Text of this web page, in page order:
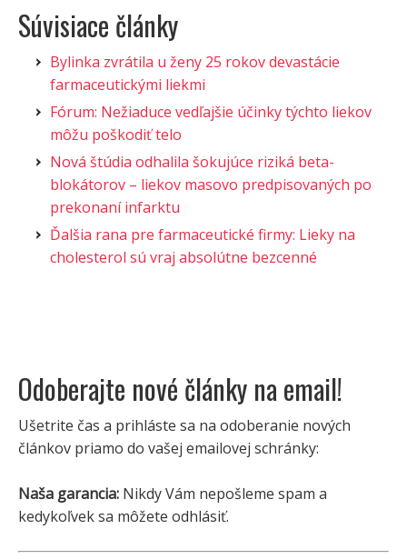
Súvisiace články
Bylinka zvrátila u ženy 25 rokov devastácie
farmaceutickými liekmi
Fórum: Nežiaduce vedľajšie účinky týchto liekov
môžu poškodiť telo
Nová štúdia odhalila šokujúce riziká beta-
blokátorov – liekov masovo predpisovaných po
prekonaní infarktu
Ďalšia rana pre farmaceutické firmy: Lieky na
cholesterol sú vraj absolútne bezcenné
Odoberajte nové články na email!
Ušetrite čas a prihláste sa na odoberanie nových
článkov priamo do vašej emailovej schránky:
Naša garancia: Nikdy Vám nepošleme spam a
kedykoľvek sa môžete odhlásiť.